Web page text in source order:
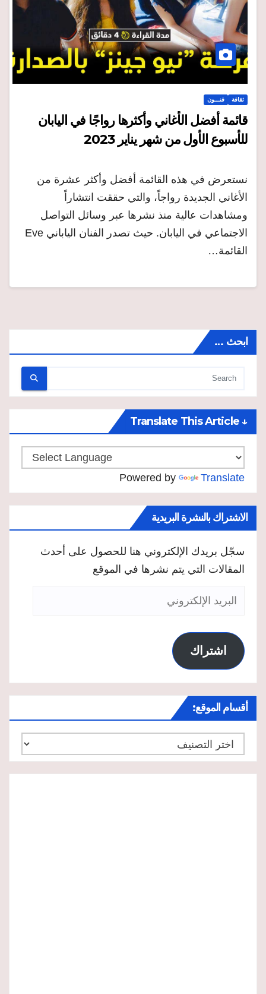
ثقافة فنـــون
قائمة أفضل الأغاني وأكثرها رواجًا في اليابان
للأسبوع الأول من شهر يناير 2023
نستعرض في هذه القائمة أفضل وأكثر عشرة من
الأغاني الجديدة رواجاً، والتي حققت انتشاراً
ومشاهدات عالية منذ نشرها عبر وسائل التواصل
الاجتماعي في اليابان. حيث تصدر الفنان الياباني Eve
القائمة…
ابحث …
↓ Translate This Article
Powered by Translate
الاشتراك بالنشرة البريدية
سجّل بريدك الإلكتروني هنا للحصول على أحدث
المقالات التي يتم نشرها في الموقع
البريد
اشتراك
أقسام الموقع:
أقسام
الموقع: